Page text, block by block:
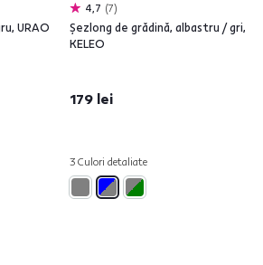
URAO
4,7 7
Şezlong de grădină, albastru / gri,
KELEO
179 lei
3 Culori detaliate